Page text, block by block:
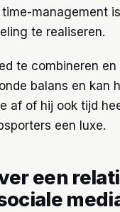
management
te realiseren.
te combineren
balans en kan
af of hij ook tijd
een luxe.
een